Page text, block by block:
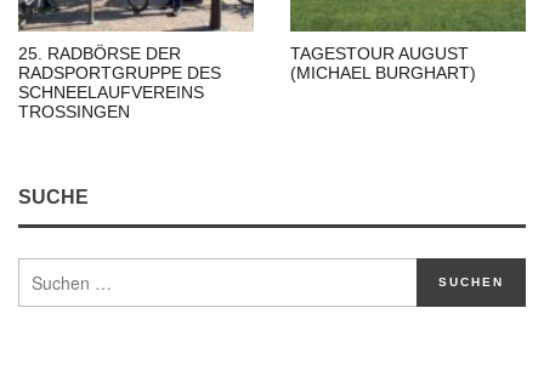
25. RADBÖRSE DER
RADSPORTGRUPPE DES
SCHNEELAUFVEREINS
TROSSINGEN
TAGESTOUR AUGUST
(MICHAEL BURGHART)
SUCHE